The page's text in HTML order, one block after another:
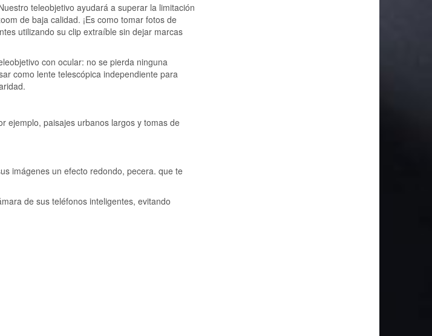
teleobjetivo ayudará a superar la limitación
de baja calidad. ¡Es como tomar fotos de
utilizando su clip extraíble sin dejar marcas
con ocular: no se pierda ninguna
como lente telescópica independiente para
ejemplo, paisajes urbanos largos y tomas de
imágenes un efecto redondo, pecera. que te
de sus teléfonos inteligentes, evitando